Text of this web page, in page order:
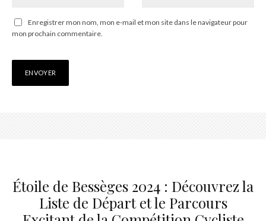
Enregistrer mon nom, mon e-mail et mon site dans le navigateur pour
mon prochain commentaire.
Étoile de Bessèges 2024 : Découvrez la
Liste de Départ et le Parcours